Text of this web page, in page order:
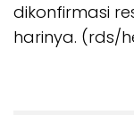
dikonfirmasi
harinya. (rds/